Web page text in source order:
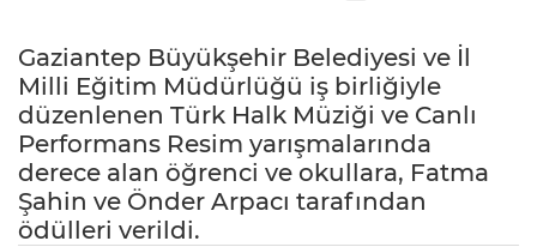
Gaziantep Büyükşehir Belediyesi ve İl
Milli Eğitim Müdürlüğü iş birliğiyle
düzenlenen Türk Halk Müziği ve Canlı
Performans Resim yarışmalarında
derece alan öğrenci ve okullara, Fatma
Şahin ve Önder Arpacı tarafından
ödülleri verildi.